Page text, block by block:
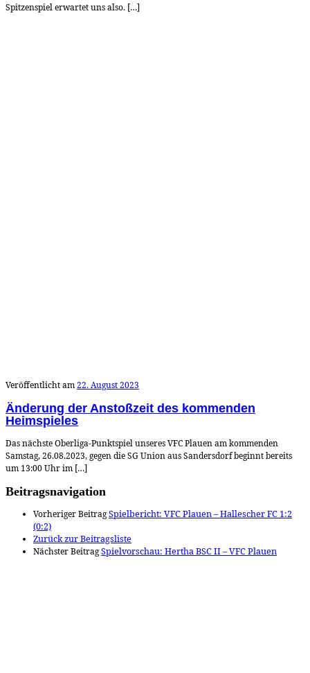
Spitzenspiel erwartet uns also. […]
Veröffentlicht am22. August 2023
Änderung der Anstoßzeit des kommenden
Heimspieles
Das nächste Oberliga-Punktspiel unseres VFC Plauen am kommenden
Samstag, 26.08.2023, gegen die SG Union aus Sandersdorf beginnt bereits
um 13:00 Uhr im […]
Beitragsnavigation
Vorheriger BeitragSpielbericht: VFC Plauen – Hallescher FC 1:2
(0:2)
Zurück zur Beitragsliste
Nächster BeitragSpielvorschau: Hertha BSC II – VFC Plauen